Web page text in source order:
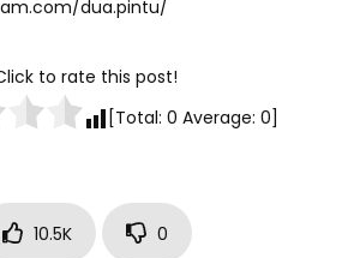
dua.pintu/
to rate this post!
[Total: 0 Average: 0]
10.5K 0